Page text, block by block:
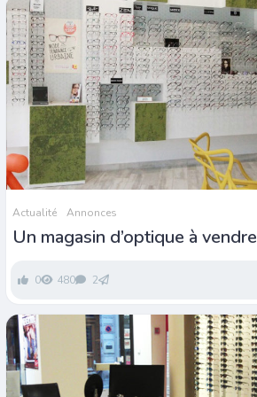
Actualité Annonces
Un magasin d’optique à vendre
0 480 2